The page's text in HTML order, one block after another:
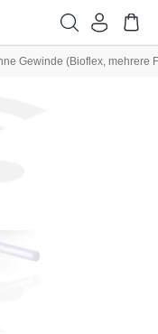
Gewinde (Bioflex, mehrere